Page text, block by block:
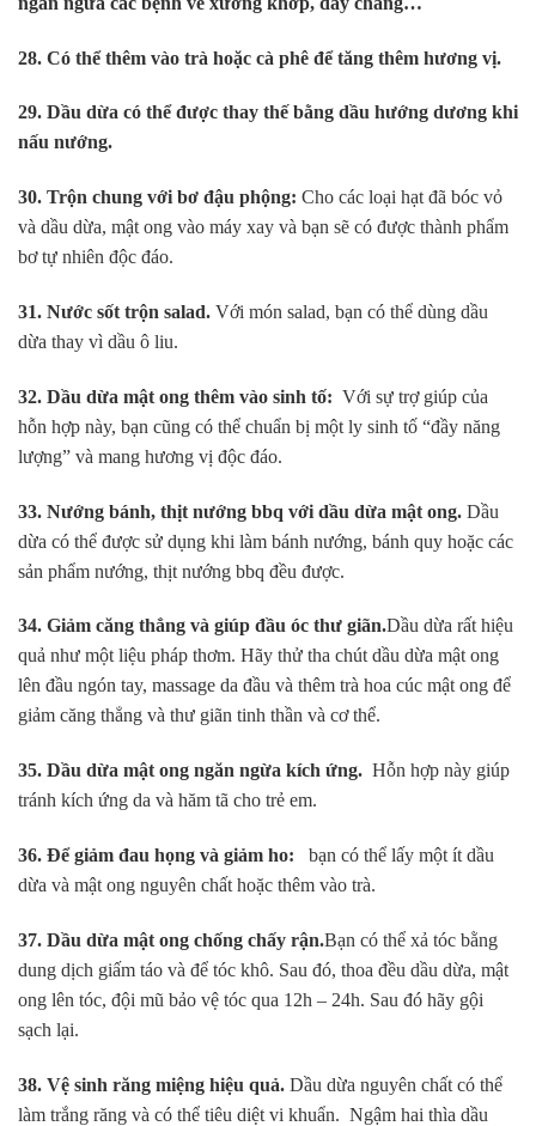
28. Có thể thêm vào trà hoặc cà phê để tăng thêm hương vị.
29. Dầu dừa có thể được thay thế bằng dầu hướng dương khi
nấu nướng.
30. Trộn chung với bơ đậu phộng: Cho các loại hạt đã bóc vỏ
và dầu dừa, mật ong vào máy xay và bạn sẽ có được thành phẩm
bơ tự nhiên độc đáo.
31. Nước sốt trộn salad. Với món salad, bạn có thể dùng dầu
dừa thay vì dầu ô liu.
32. Dầu dừa mật ong thêm vào sinh tố: Với sự trợ giúp của
hỗn hợp này, bạn cũng có thể chuẩn bị một ly sinh tố “đầy năng
lượng” và mang hương vị độc đáo.
33. Nướng bánh, thịt nướng bbq với dầu dừa mật ong. Dầu
dừa có thể được sử dụng khi làm bánh nướng, bánh quy hoặc các
sản phẩm nướng, thịt nướng bbq đều được.
34. Giảm căng thẳng và giúp đầu óc thư giãn.Dầu dừa rất hiệu
quả như một liệu pháp thơm. Hãy thử tha chút dầu dừa mật ong
lên đầu ngón tay, massage da đầu và thêm trà hoa cúc mật ong để
giảm căng thẳng và thư giãn tinh thần và cơ thể.
35. Dầu dừa mật ong ngăn ngừa kích ứng. Hỗn hợp này giúp
tránh kích ứng da và hăm tã cho trẻ em.
36. Để giảm đau họng và giảm ho: bạn có thể lấy một ít dầu
dừa và mật ong nguyên chất hoặc thêm vào trà.
37. ​​Dầu dừa mật ong chống chấy rận.Bạn có thể xả tóc bằng
dung dịch giấm táo và để tóc khô. Sau đó, thoa đều dầu dừa, mật
ong lên tóc, đội mũ bảo vệ tóc qua 12h – 24h. Sau đó hãy gội
sạch lại.
38. Vệ sinh răng miệng hiệu quả. Dầu dừa nguyên chất có thể
làm trắng răng và có thể tiêu diệt vi khuẩn. Ngậm hai thìa dầu